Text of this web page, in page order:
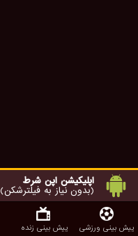
اپلیکیشن اپن شرط
(بدون نیاز به فیلترشکن)
پیش بینی ورزشی پیش بینی زنده